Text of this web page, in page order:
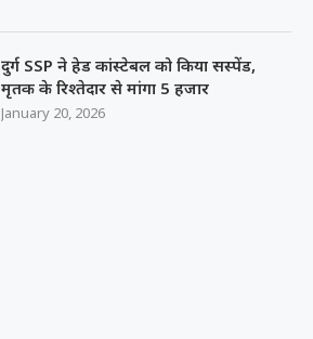
दुर्ग SSP ने हेड कांस्टेबल को किया सस्पेंड,
मृतक के रिश्तेदार से मांगा 5 हजार
January 20, 2026